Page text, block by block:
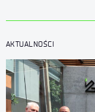
AKTUALNOŚCI